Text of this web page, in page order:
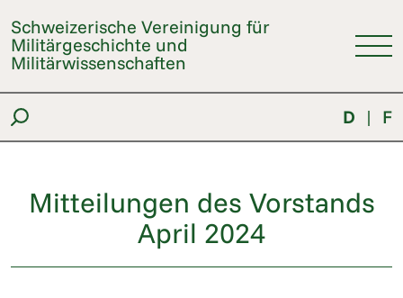
Schweizerische Vereinigung für
Militärgeschichte und
Militärwissenschaften
D | F
Mitteilungen des Vorstands
April 2024